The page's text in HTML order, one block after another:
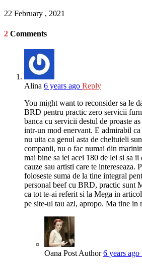
22 February , 2021
2 Comments
Alina 6 years ago Reply
You might want to reconsider sa le
BRD pentru practic zero servicii
banca cu servicii destul de proaste
intr-un mod enervant. E admirabil
nu uita ca genul asta de cheltuieli
companii, nu o fac numai din
mai bine sa iei acei 180 de lei si sa
cauze sau artisti care te intereseaza.
foloseste suma de la tine integral
personal beef cu BRD, practic sunt
ca tot te-ai referit si la Mega in
pe site-ul tau azi, apropo. Ma tine
Oana Post Author 6 years ago